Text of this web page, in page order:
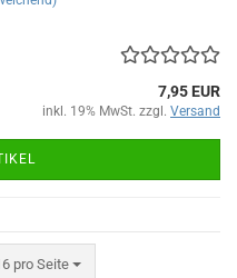
7,95 EUR
inkl. 19% MwSt. zzgl. Versand
pro Seite
Seite